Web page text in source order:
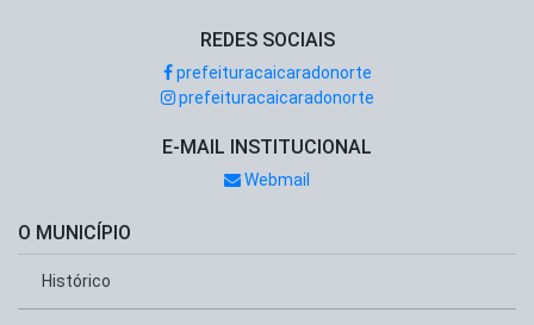
REDES SOCIAIS
prefeituracaicaradonorte
prefeituracaicaradonorte
E-MAIL INSTITUCIONAL
Webmail
O MUNICÍPIO
Histórico